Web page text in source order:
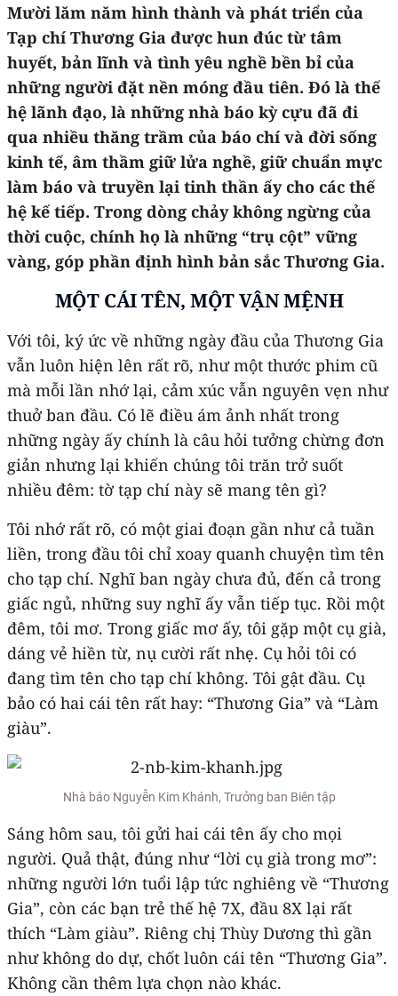
Mười lăm năm hình thành và phát triển của
Tạp chí Thương Gia được hun đúc từ tâm
huyết, bản lĩnh và tình yêu nghề bền bỉ của
những người đặt nền móng đầu tiên. Đó là thế
hệ lãnh đạo, là những nhà báo kỳ cựu đã đi
qua nhiều thăng trầm của báo chí và đời sống
kinh tế, âm thầm giữ lửa nghề, giữ chuẩn mực
làm báo và truyền lại tinh thần ấy cho các thế
hệ kế tiếp. Trong dòng chảy không ngừng của
thời cuộc, chính họ là những “trụ cột” vững
vàng, góp phần định hình bản sắc Thương Gia.
MỘT CÁI TÊN, MỘT VẬN MỆNH
Với tôi, ký ức về những ngày đầu của Thương Gia
vẫn luôn hiện lên rất rõ, như một thước phim cũ
mà mỗi lần nhớ lại, cảm xúc vẫn nguyên vẹn như
thuở ban đầu. Có lẽ điều ám ảnh nhất trong
những ngày ấy chính là câu hỏi tưởng chừng đơn
giản nhưng lại khiến chúng tôi trăn trở suốt
nhiều đêm: tờ tạp chí này sẽ mang tên gì?
Tôi nhớ rất rõ, có một giai đoạn gần như cả tuần
liền, trong đầu tôi chỉ xoay quanh chuyện tìm tên
cho tạp chí. Nghĩ ban ngày chưa đủ, đến cả trong
giấc ngủ, những suy nghĩ ấy vẫn tiếp tục. Rồi một
đêm, tôi mơ. Trong giấc mơ ấy, tôi gặp một cụ già,
dáng vẻ hiền từ, nụ cười rất nhẹ. Cụ hỏi tôi có
đang tìm tên cho tạp chí không. Tôi gật đầu. Cụ
bảo có hai cái tên rất hay: “Thương Gia” và “Làm
giàu”.
Nhà báo Nguyễn Kim Khánh, Trưởng ban Biên tập
Sáng hôm sau, tôi gửi hai cái tên ấy cho mọi
người. Quả thật, đúng như “lời cụ già trong mơ”:
những người lớn tuổi lập tức nghiêng về “Thương
Gia”, còn các bạn trẻ thế hệ 7X, đầu 8X lại rất
thích “Làm giàu”. Riêng chị Thùy Dương thì gần
như không do dự, chốt luôn cái tên “Thương Gia”.
Không cần thêm lựa chọn nào khác.